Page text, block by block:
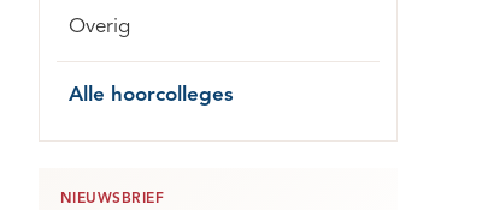
Overig
Alle hoorcolleges
NIEUWSBRIEF